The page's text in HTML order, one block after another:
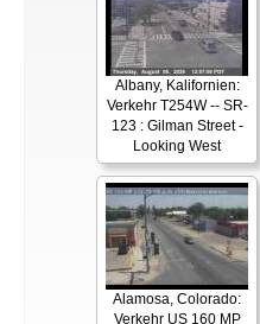
Albany, Kalifornien:
Verkehr T254W -- SR-
123 : Gilman Street -
Looking West
Alamosa, Colorado:
Verkehr US 160 MP